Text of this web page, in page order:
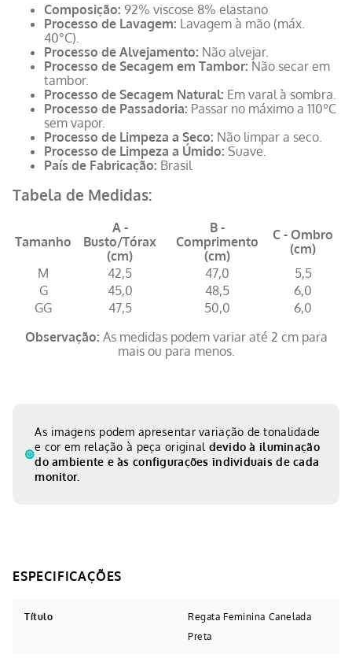
Composição: 92% viscose 8% elastano
Processo de Lavagem: Lavagem à mão (máx.
40°C).
Processo de Alvejamento: Não alvejar.
Processo de Secagem em Tambor: Não secar em
tambor.
Processo de Secagem Natural: Em varal à sombra.
Processo de Passadoria: Passar no máximo a 110ºC
sem vapor.
Processo de Limpeza a Seco: Não limpar a seco.
Processo de Limpeza a Úmido: Suave.
País de Fabricação: Brasil
Tabela de Medidas:
Tamanho
A -
Busto/Tórax
(cm)
B -
Comprimento
(cm)
C - Ombro
(cm)
M
42,5 47,0
5,5
G
45,0 48,5
6,0
GG
47,5 50,0
6,0
Observação: As medidas podem variar até 2 cm para
mais ou para menos.
As imagens podem apresentar variação de tonalidade
e cor em relação à peça original devido à iluminação
do ambiente e às configurações individuais de cada
monitor.
Título
Regata Feminina Canelada
Preta